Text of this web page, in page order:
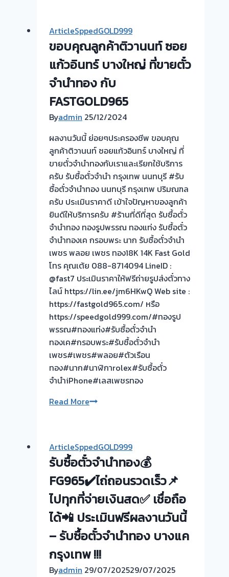
วัชรพล
กรุงเทพ
ครับ⭐
ทอง
💰
รับ
ไถ่ถอน
ถึง
โรง
จำนำ-
ทอง
ประเมิน
ตั๋ว
ฟรี
จ่าย
สด
ทันที
ไม่
ต้อง
รอ
จบ
หน้า
งาน
📌
ผล
งาน
วัน
นี้➡️รับ
ซื้อ
ตั่ว
ทอง
🇹🇭
ขอบคุณ
ลูกค้า
ย่าน
ดอนเมือง
ครับ⭐
ArticleSppedGOLD999
ขอบคุณลูกค้าติวานนท์ ซอย
แก้วอินทร์ บางใหญ่ ที่ขายตั๋ว
จำนำทอง กับ
FASTGOLD965
Byadmin 25/12/2024
ผลงานวันนี้ ย่อยๆประครองชีพ ขอบคุณ
ลูกค้าติวานนท์ ซอยแก้วอินทร์ บางใหญ่ ที่
ขายตั๋วจำนำทองกับเราและเรียกใช้บริการ
ครับ รับซื้อตั๋วจำนำ กรุงเทพ นนทบุรี #รับ
ซื้อตั๋วจำนำทอง นนทบุรี กรุงเทพ ปริมณฑล
ครับ ประเมินราคาดี เข้าใจปัญหาของลูกค้า
ยินดีให้บริการครับ #ร้านที่ดีที่สุด รับซื้อตั๋ว
จำนำทอง ทองรูปพรรณ ทองแท่ง รับซื้อตั๋ว
จำนำทองเค กรอบพระ นาก รับซื้อตั๋วจำนำ
เพชร พลอย เพชร ทอง18K 14K Fast Gold
โทร คุณเต้ย 088-8714094 LineID :
@fast7 ประเมินราคาให้ฟรีถ่ายรูปส่งตั๋วทาง
ไลน์ https://lin.ee/jm6HKwQ Web site :
https://fastgold965.com/ หรือ
https://speedgold999.com/#ทองรูป
พรรณ#ทองแท่ง#รับซื้อตั๋วจำนำ
ทองเค#กรอบพระ#รับซื้อตั๋วจำนำ
เพชร#เพชร#พลอย#ตัวเรือน
ทอง#นาก#นาฬิกาrolex#รับซื้อตั๋ว
จำนำiPhone#เลสเพชรทอง
Read Moreขอบคุณ
แก้ว
อินทร์
บางใหญ่
ที่
ขาย
ตั๋ว
จำนำ
ทอง
กับ
FASTGOLD965
ArticleSppedGOLD999
รับซื้อตั๋วจำนำทอง💰
FG965✔️ไถ่ถอนรวดเร็ว📌
ไปทุกที่จ่ายเงินสด✅ เชื่อถือ
ได้📲 ประเมินฟรีผลงานวันนี้
– รับซื้อตั๋วจำนำทอง บางแค
กรุงเทพ !!!
Byadmin 29/07/202529/07/2025